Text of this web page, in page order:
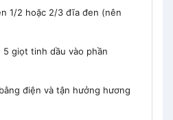
1/2 hoặc 2/3 đĩa đen (nên
5 giọt tinh dầu vào phần
điện và tận hưởng hương